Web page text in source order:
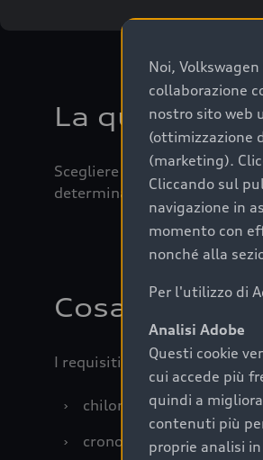
La qualità di
Scegliere un’auto usata è
determinanti come la
Cosa sapere
I requisiti fondamentali da
›
chilometraggio: un
›
cronologia dei tagliandi:
Noi,
collaborazione
nostro sito web
(ottimizzazione
(marketing).
Cliccando sul
navigazione in
momento con
nonché alla
Per l'utilizzo di
Analisi Adobe
Questi cookie
cui accede più
quindi a
contenuti più
proprie analisi